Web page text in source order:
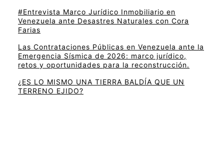
#Entrevista Marco Jurídico Inmobiliario en
Venezuela ante Desastres Naturales con Cora
Farias
Las Contrataciones Públicas en Venezuela ante la
Emergencia Sísmica de 2026: marco jurídico,
retos y oportunidades para la reconstrucción.
¿ES LO MISMO UNA TIERRA BALDÍA QUE UN
TERRENO EJIDO?